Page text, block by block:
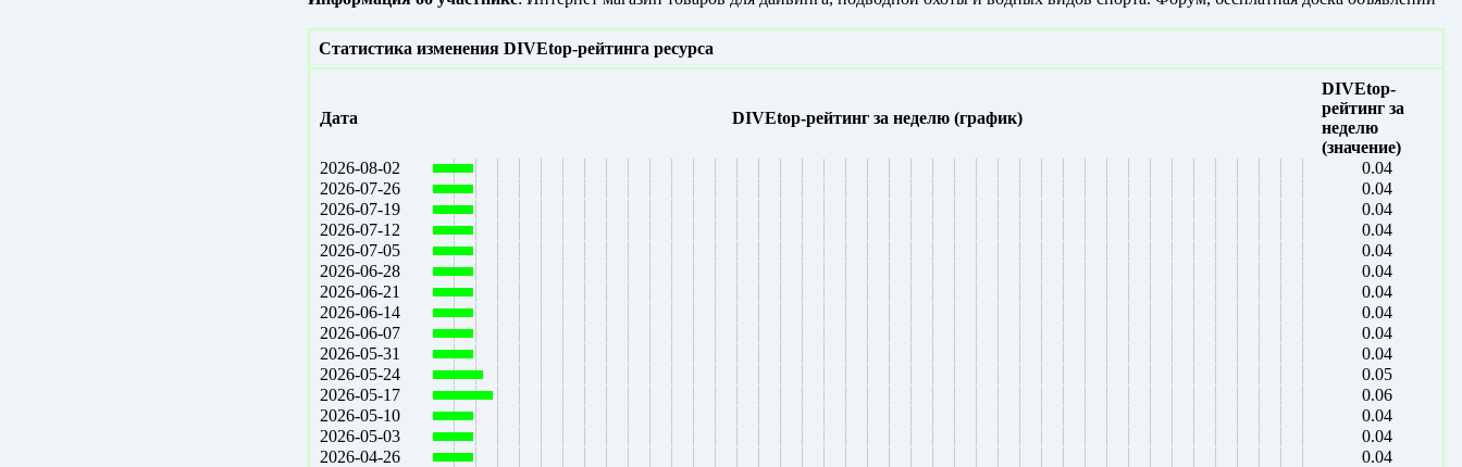
Статистика изменения DIVEtop-рейтинга ресурса
Дата DIVEtop-рейтинг за неделю (график)
DIVEtop-
рейтинг за
неделю
(значение)
2026-08-02
0.04
2026-07-26
0.04
2026-07-19
0.04
2026-07-12
0.04
2026-07-05
0.04
2026-06-28
0.04
2026-06-21
0.04
2026-06-14
0.04
2026-06-07
0.04
2026-05-31
0.04
2026-05-24
0.05
2026-05-17
0.06
2026-05-10
0.04
2026-05-03
0.04
2026-04-26
0.04